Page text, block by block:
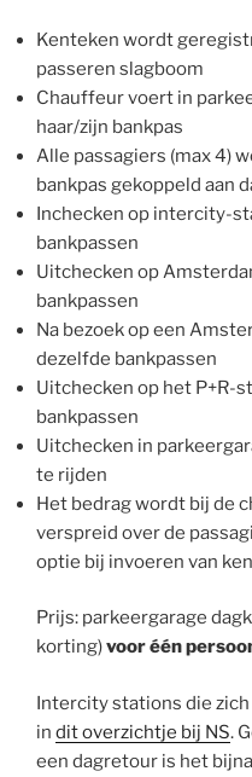
Kenteken wordt
passeren slagboom
Chauffeur voert in
haar/zijn bankpas
Alle passagiers (max 4)
bankpas gekoppeld aan
Inchecken op intercity-
bankpassen
Uitchecken op
bankpassen
Na bezoek op een
dezelfde bankpassen
Uitchecken op het P+R-
bankpassen
Uitchecken in
te rijden
Het bedrag wordt bij de
verspreid over de
optie bij invoeren van
Prijs: parkeergarage
korting)voor één
Intercity stations die
in dit overzichtje bij NS.
een dagretour is het